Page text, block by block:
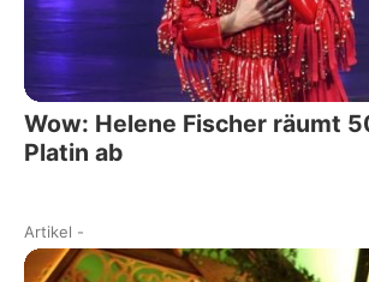
Wow: Helene Fischer räumt
Platin ab
Artikel -